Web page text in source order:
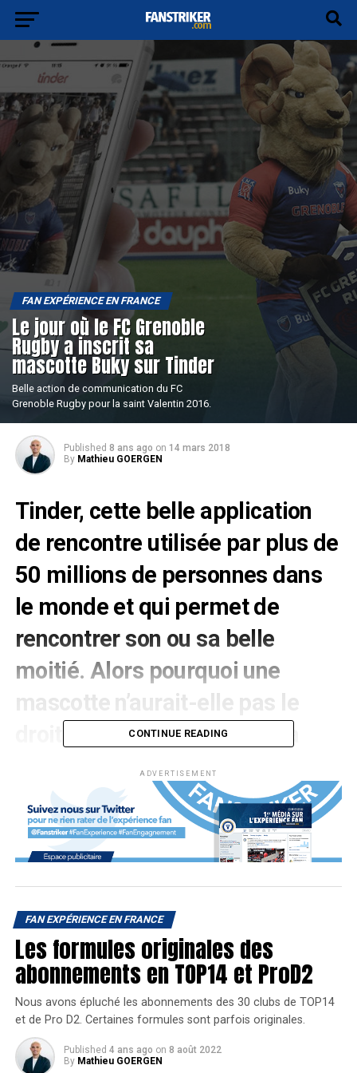
FAN EXPÉRIENCE EN FRANCE
Le jour où le FC Grenoble
Rugby a inscrit sa
mascotte Buky sur Tinder
Belle action de communication du FC
Grenoble Rugby pour la saint Valentin 2016.
Published 8 ans ago on 14 mars 2018
By Mathieu GOERGEN
Tinder, cette belle application
de rencontre utilisée par plus de
50 millions de personnes dans
le monde et qui permet de
rencontrer son ou sa belle
moitié. Alors pourquoi une
mascotte n’aurait-elle pas le
droit elle aussi de trouver sa
Cette question n’a pas du faire long feu dans la tête de
celui qui a trouvé l’idée au sein de l’équipe de
En marge de la Saint-Valentin 2016, le club de rugby
grenoblois évoluant aujourd’hui en Pro D2 (mais qui
évoluait à l’époque en TOP14) a eu la belle idée d’inscrire
sa mascotte sur Tinder.
CONTINUE READING
ADVERTISEMENT
FAN EXPÉRIENCE EN FRANCE
Les formules originales des
abonnements en TOP14 et ProD2
Nous avons épluché les abonnements des 30 clubs de TOP14
et de Pro D2. Certaines formules sont parfois originales.
Published 4 ans ago on 8 août 2022
By Mathieu GOERGEN